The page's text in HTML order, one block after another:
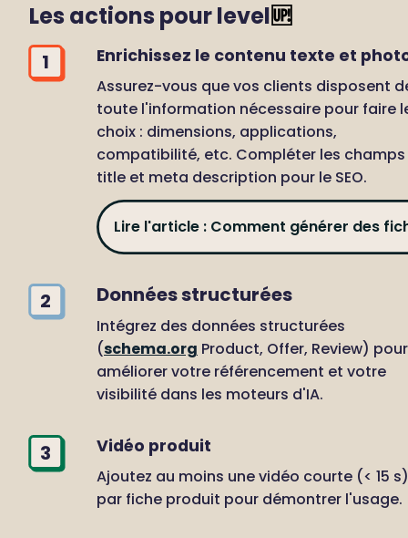
Les actions pour level🆙
1 Enrichissez le contenu texte et
Assurez-vous que vos clients disposent
toute l'information nécessaire pour faire
choix : dimensions, applications,
compatibilité, etc. Compléter les champs
title et meta description pour le SEO.
Lire l'article : Comment générer des
oduits avec l'IA ?
2 Données structurées
Intégrez des données structurées
(schema.org Product, Offer, Review) pour
améliorer votre référencement et votre
visibilité dans les moteurs d'IA.
3 Vidéo produit
Ajoutez au moins une vidéo courte (< 15 s)
par fiche produit pour démontrer l'usage.